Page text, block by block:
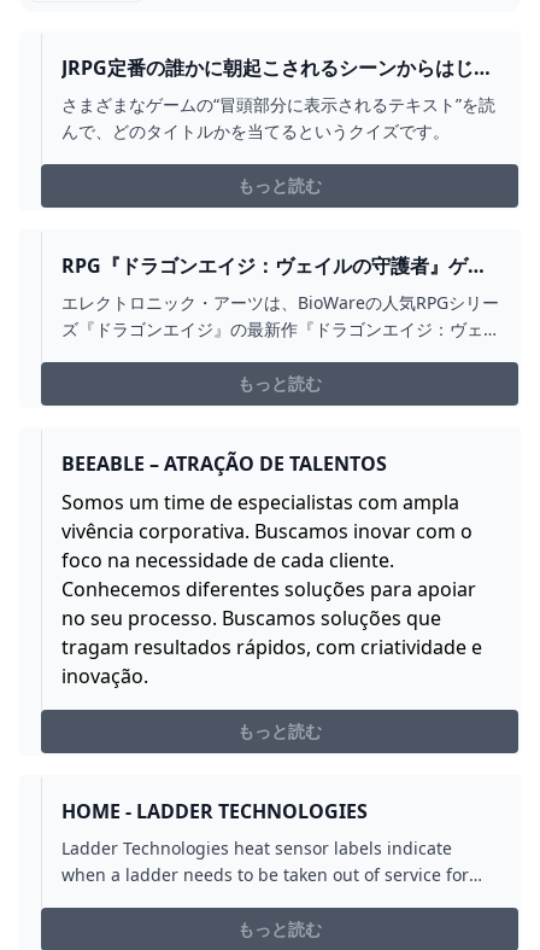
JRPG定番の誰かに朝起こされるシーンからはじま
る、この作品はなんでしょうか？【ゲーム冒頭イ
ントロクイズ】 - 電撃オンライン
さまざまなゲームの“冒頭部分に表示されるテキスト”を読
んで、どのタイトルかを当てるというクイズです。
もっと読む
RPG『ドラゴンエイジ：ヴェイルの守護者』ゲー
ムプレイ動画が6/12に公開。『DRAGON AGE：
DREADWOLF』よりタイトル変更となったシリー
エレクトロニック・アーツは、BioWareの人気RPGシリー
ズ『ドラゴンエイジ』の最新作『ドラゴンエイジ：ヴェ
もっと読む
BEEABLE – ATRAÇÃO DE TALENTOS
Somos um time de especialistas com ampla
vivência corporativa. Buscamos inovar com o
foco na necessidade de cada cliente.
Conhecemos diferentes soluções para apoiar
no seu processo. Buscamos soluções que
tragam resultados rápidos, com criatividade e
inovação.
もっと読む
HOME - LADDER TECHNOLOGIES
Ladder Technologies heat sensor labels indicate
when a ladder needs to be taken out of service for
もっと読む